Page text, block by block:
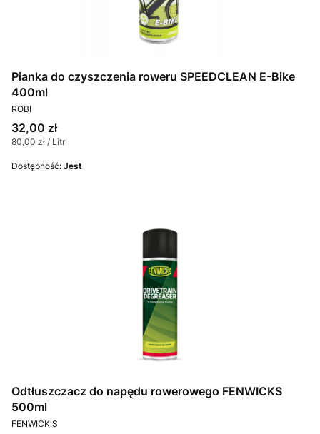
Pianka do czyszczenia roweru SPEEDCLEAN E-Bike
400ml
PRODUCENT
ROBI
Cena
32,00 zł
Cena jednostkowa
80,00 zł / Litr
Dostępność: Jest
Odtłuszczacz do napędu rowerowego FENWICKS
500ml
PRODUCENT
FENWICK'S